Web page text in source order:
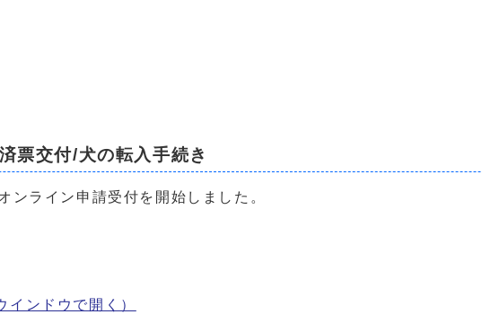
票交付/犬の転入手続き
ライン申請受付を開始しました。
インドウで開く）